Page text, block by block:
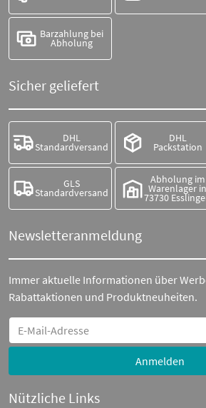
Barzahlung bei
Abholung
Sicher geliefert
DHL
Standardversand
DHL
Packstation
GLS
Standardversand
Abholung im
Warenlager in
73730
Newsletteranmeldung
Immer aktuelle Informationen über
Rabattaktionen und Produktneuheiten.
Anmelden
Nützliche Links